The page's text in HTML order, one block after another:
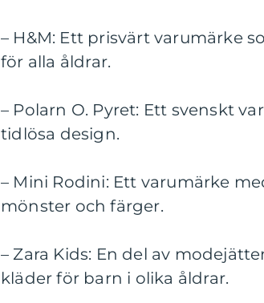
– H&M: Ett prisvärt varumärke
för alla åldrar.
– Polarn O. Pyret: Ett svenskt
tidlösa design.
– Mini Rodini: Ett varumärke
mönster och färger.
– Zara Kids: En del av
kläder för barn i olika åldrar.